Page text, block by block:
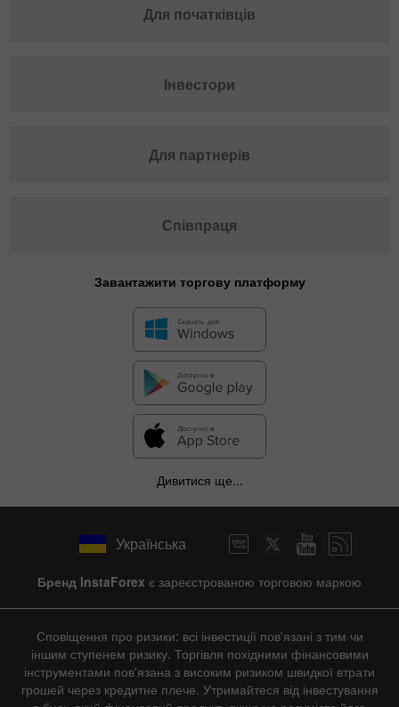
Для початківців
Інвестори
Для партнерів
Співпраця
Завантажити торгову платформу
Дивитися ще...
Українська
Бренд InstaForex є зареєстрованою торговою маркою
Сповіщення про ризики: всі інвестиції пов'язані з тим чи
іншим ступенем ризику. Торгівля похідними фінансовими
інструментами пов'язана з високим ризиком швидкої втрати
грошей через кредитне плече. Утримайтеся від інвестування